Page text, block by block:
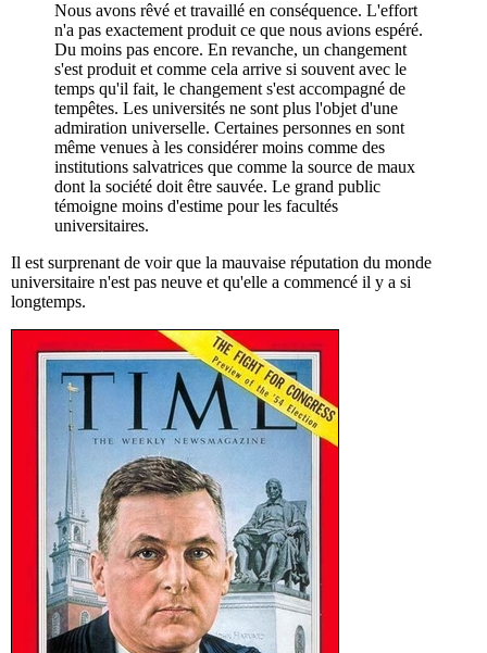
Nous avons rêvé et travaillé en conséquence. L'effort
n'a pas exactement produit ce que nous avions espéré.
Du moins pas encore. En revanche, un changement
s'est produit et comme cela arrive si souvent avec le
temps qu'il fait, le changement s'est accompagné de
tempêtes. Les universités ne sont plus l'objet d'une
admiration universelle. Certaines personnes en sont
même venues à les considérer moins comme des
institutions salvatrices que comme la source de maux
dont la société doit être sauvée. Le grand public
témoigne moins d'estime pour les facultés
universitaires.
Il est surprenant de voir que la mauvaise réputation du monde
universitaire n'est pas neuve et qu'elle a commencé il y a si
longtemps.